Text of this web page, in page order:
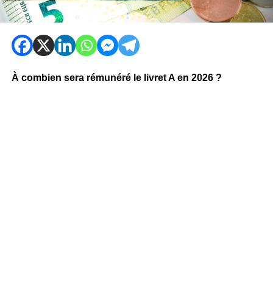
À combien sera rémunéré le livret A en 2026 ?